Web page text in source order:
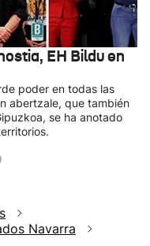
EH Bildu en
poder en todas las
abertzale, que también
se ha anotado
Navarra